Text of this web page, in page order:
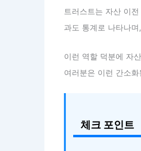
트러스트는 자산 이전
과도 통계로 나타나
이런 역할 덕분에 자
여러분은 이런 간소
체크 포인트